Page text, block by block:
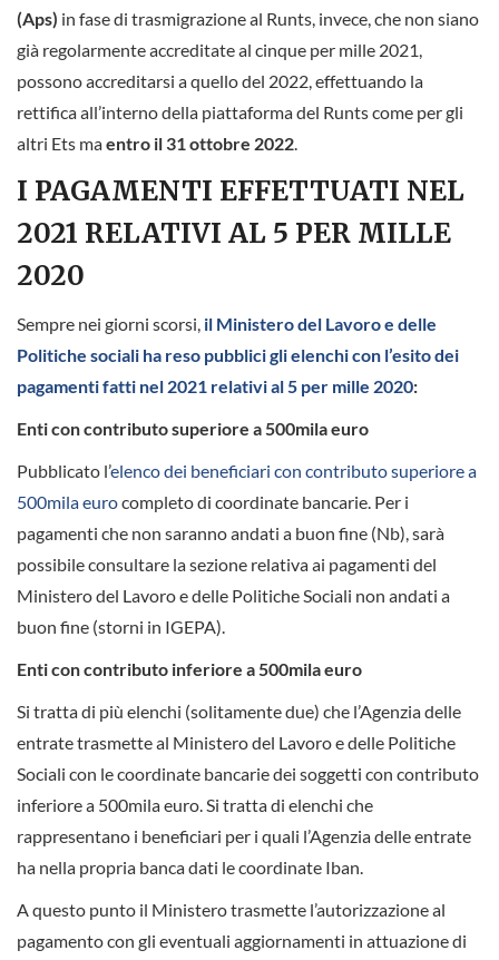
(Aps) in fase di trasmigrazione al Runts, invece, che non siano
già regolarmente accreditate al cinque per mille 2021,
possono accreditarsi a quello del 2022, effettuando la
rettifica all’interno della piattaforma del Runts come per gli
altri Ets maentro il 31 ottobre 2022.
I PAGAMENTI EFFETTUATI NEL
2021 RELATIVI AL 5 PER MILLE
2020
Sempre nei giorni scorsi, il Ministero del Lavoro e delle
Politiche sociali ha reso pubblici gli elenchi con l’esito dei
pagamenti fatti nel 2021 relativi al 5 per mille 2020:
Enti con contributo superiore a 500mila euro
Pubblicato l’elenco dei beneficiari con contributo superiore a
500mila eurocompleto di coordinate bancarie. Per i
pagamenti che non saranno andati a buon fine (Nb), sarà
possibile consultare la sezione relativa ai pagamenti del
Ministero del Lavoro e delle Politiche Sociali non andati a
buon fine (storni in IGEPA).
Enti con contributo inferiore a 500mila euro
Si tratta di più elenchi (solitamente due) che l’Agenzia delle
entrate trasmette al Ministero del Lavoro e delle Politiche
Sociali con le coordinate bancarie dei soggetti con contributo
inferiore a 500mila euro. Si tratta di elenchi che
rappresentano i beneficiari per i quali l’Agenzia delle entrate
ha nella propria banca dati le coordinate Iban.
A questo punto il Ministero trasmette l’autorizzazione al
pagamento con gli eventuali aggiornamenti in attuazione di